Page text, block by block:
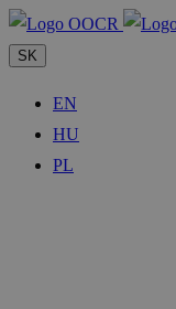
SK
EN
HU
PL